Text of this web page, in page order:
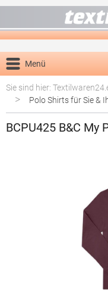
Menü
Sie sind hier:
> Polo Shirts für Sie &
BCPU425 B&C